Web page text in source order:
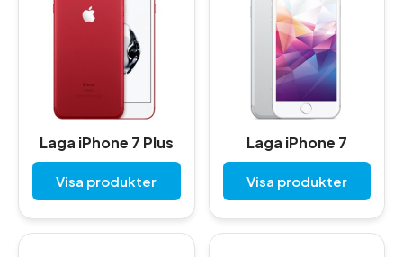
Laga iPhone 7 Plus
Visa produkter
Laga iPhone 7
Visa produkter